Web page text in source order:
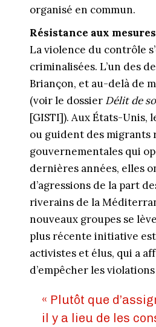
organisé en commun.
Résistance aux
La violence du contrôle
criminalisées. L’un des
Briançon, et au-delà de
(voir le dossier Délit de
[GISTI]). Aux États-Unis,
ou guident des migrants
gouvernementales qui
dernières années, elles
d’agressions de la part
riverains de la
nouveaux groupes se
plus récente initiative
activistes et élus, qui a
d’empêcher les
« Plutôt que
il y a lieu de les